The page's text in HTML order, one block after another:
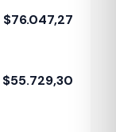
$76.047,27
$55.729,30